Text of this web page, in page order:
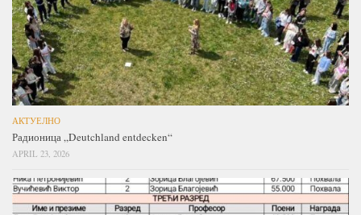
АКТУЕЛНО
Радионица „Deutchland entdecken“
APRIL 23, 2026